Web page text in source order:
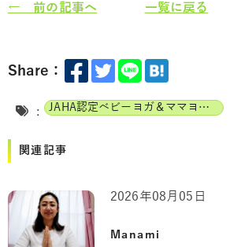
← 前の記事へ 一覧に戻る
Share：
: JAHA認定ベビーヨガ＆ママヨガインストラクター
関連記事
Manami
2026年08月05日